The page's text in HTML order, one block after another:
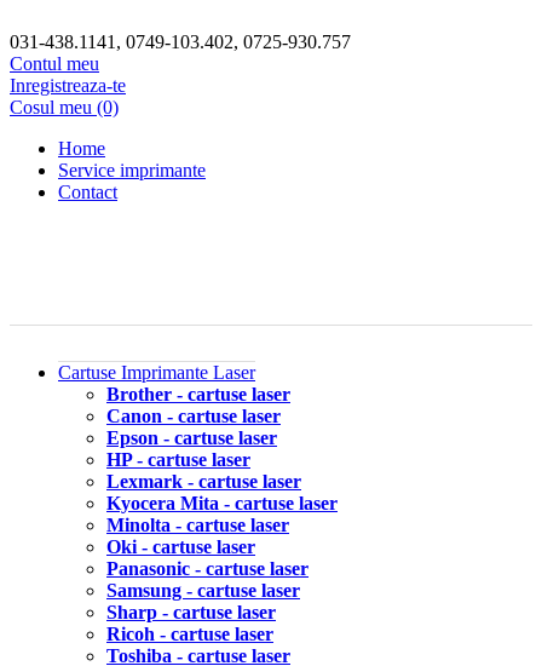
031-438.1141, 0749-103.402, 0725-930.757
Contul meu
Inregistreaza-te
Cosul meu (0)
Home
Service imprimante
Contact
Cartuse Imprimante Laser
Brother - cartuse laser
Canon - cartuse laser
Epson - cartuse laser
HP - cartuse laser
Lexmark - cartuse laser
Kyocera Mita - cartuse laser
Minolta - cartuse laser
Oki - cartuse laser
Panasonic - cartuse laser
Samsung - cartuse laser
Sharp - cartuse laser
Ricoh - cartuse laser
Toshiba - cartuse laser